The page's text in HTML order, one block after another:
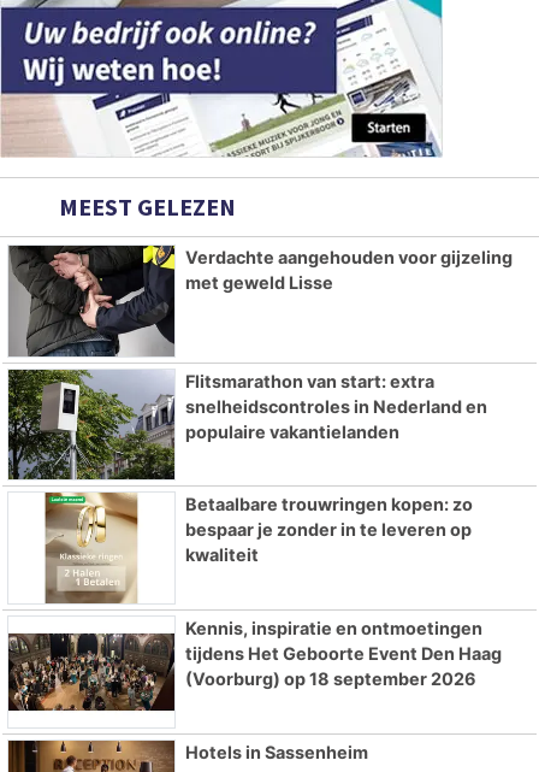
MEEST GELEZEN
Verdachte aangehouden voor gijzeling
met geweld Lisse
Flitsmarathon van start: extra
snelheidscontroles in Nederland en
populaire vakantielanden
Betaalbare trouwringen kopen: zo
bespaar je zonder in te leveren op
kwaliteit
Kennis, inspiratie en ontmoetingen
tijdens Het Geboorte Event Den Haag
(Voorburg) op 18 september 2026
Hotels in Sassenheim